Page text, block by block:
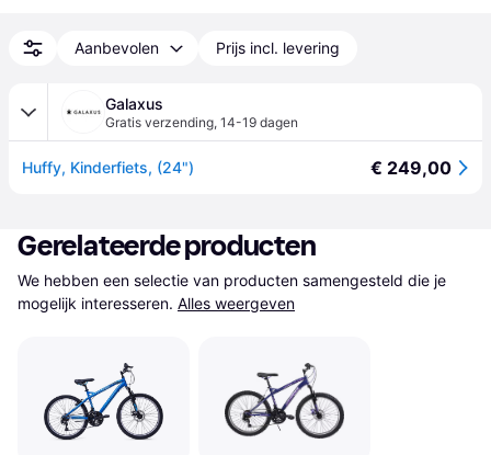
Aanbevolen Prijs incl. levering
Galaxus
Gratis verzending, 14-19 dagen
Huffy, Kinderfiets, (24") € 249,00
Gerelateerde producten
We hebben een selectie van producten samengesteld die je
mogelijk interesseren. Alles weergeven